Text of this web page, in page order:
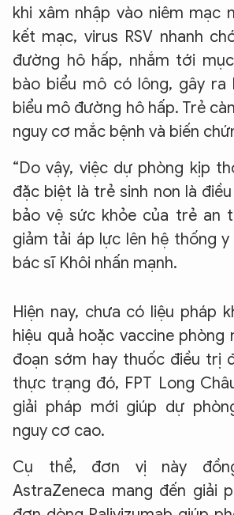
khi xâm nhập vào niêm mạc
kết mạc, virus RSV nhanh
đường hô hấp, nhắm tới
bào biểu mô có lông, gây
biểu mô đường hô hấp. Trẻ
nguy cơ mắc bệnh và biến
“Do vậy, việc dự phòng kịp
đặc biệt là trẻ sinh non là
bảo vệ sức khỏe của trẻ an
giảm tải áp lực lên hệ thống
bác sĩ Khôi nhấn mạnh.
Hiện nay, chưa có liệu pháp
hiệu quả hoặc vaccine phòng
đoạn sớm hay thuốc điều trị
thực trạng đó, FPT Long
giải pháp mới giúp dự
nguy cơ cao.
Cụ thể, đơn vị này
AstraZeneca mang đến giải